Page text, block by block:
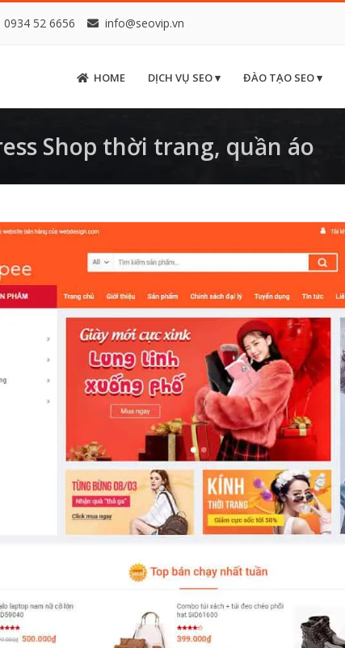
0934 52 6656 info@seovip.vn
HOME DỊCH VỤ SEO ▾ ĐÀO TẠO SEO ▾
Shop thời trang, quần áo